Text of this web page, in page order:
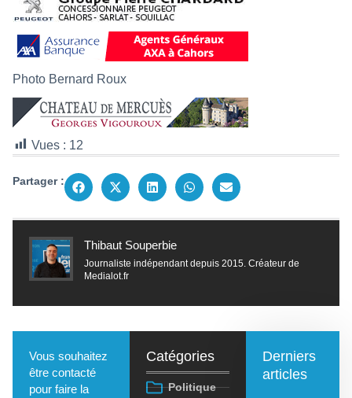
Photo Bernard Roux
Vues : 12
Partager :
Thibaut Souperbie
Journaliste indépendant depuis 2015. Créateur de
Medialot.fr
Vous souhaitez
être contacté
pour faire la
Catégories
Politique
Derniers
articles